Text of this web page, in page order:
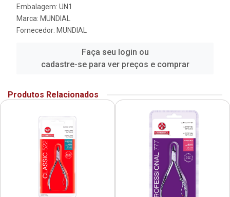
Embalagem: UN1
Marca: MUNDIAL
Fornecedor: MUNDIAL
Faça seu login ou
cadastre-se para ver preços e comprar
Produtos Relacionados